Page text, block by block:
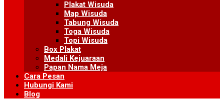
Plakat Wisuda
Map Wisuda
Tabung Wisuda
Toga Wisuda
Topi Wisuda
Box Plakat
Medali Kejuaraan
Papan Nama Meja
Cara Pesan
Hubungi Kami
Blog